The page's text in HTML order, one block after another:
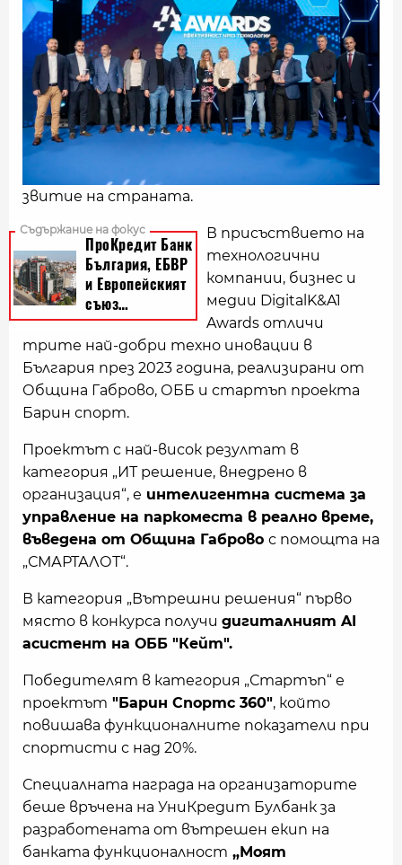
звитие на страната.
В присъствието на
технологични
компании, бизнес и
медии DigitalK&A1
Awards отличи
трите най-добри техно иновации в
България през 2023 година, реализирани от
Община Габрово, ОББ и стартъп проекта
Барин спорт.
Проектът с най-висок резултат в
категория „ИТ решение, внедрено в
организация“, е интелигентна система за
управление на паркоместа в реално време,
въведена от Община Габрово с помощта на
„СМАРТАЛОТ“.
В категория „Вътрешни решения“ първо
място в конкурса получи дигиталният AI
асистент на ОББ "Кейт".
Победителят в категория „Стартъп“ е
проектът "Барин Спортс 360", който
повишава функционалните показатели при
спортисти с над 20%.
Специалната награда на организаторите
беше връчена на УниКредит Булбанк за
разработената от вътрешен екип на
банката функционалност „Моят